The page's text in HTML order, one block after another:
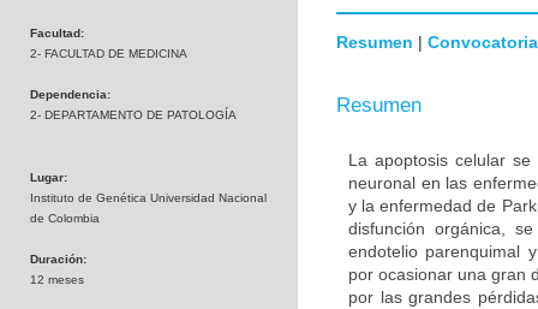
Facultad:
2- FACULTAD DE MEDICINA
Dependencia:
2- DEPARTAMENTO DE PATOLOGÍA
Lugar:
Instituto de Genética Universidad Nacional
de Colombia
Duración:
12 meses
Resumen | Convocatoria
Resumen
La apoptosis celular
neuronal en las
y la enfermedad de
disfunción orgánica,
endotelio parenquimal
por ocasionar una gran
por las grandes